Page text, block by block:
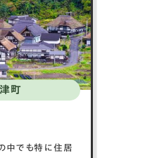
かなコミュニテ
験を提供します。
町
中でも特に住居